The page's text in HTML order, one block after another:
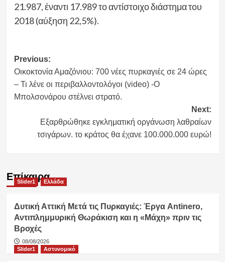
21.987, έναντι 17.989 το αντίστοιχο διάστημα του
2018 (αύξηση 22,5%).
Post
navigation
Previous:
Οικοκτονία Αμαζόνιου: 700 νέες πυρκαγιές σε 24 ώρες
– Τι λένε οι περιβαλλοντολόγοι (video) -Ο
Μπολσονάρου στέλνει στρατό.
Next:
Εξαρθρώθηκε εγκληματική οργάνωση λαθραίων
τσιγάρων. το κράτος θα έχανε 100.000.000 ευρώ!
Επίκαιρα
Slider1 Ελλάδα
Δυτική Αττική Μετά τις Πυρκαγιές: Έργα Antinero,
Αντιπλημμυρική Θωράκιση και η «Μάχη» πριν τις
Βροχές
08/08/2026
Slider1
Αστυνομικό